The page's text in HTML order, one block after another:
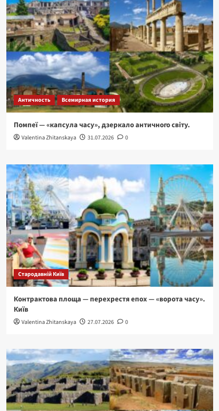
Античность Всемирная история
Помпеї — «капсула часу», дзеркало античного світу.
Valentina Zhitanskaya 31.07.2026 0
Стародавній Київ
Контрактова площа — перехрестя епох — «ворота часу».
Київ
Valentina Zhitanskaya 27.07.2026 0